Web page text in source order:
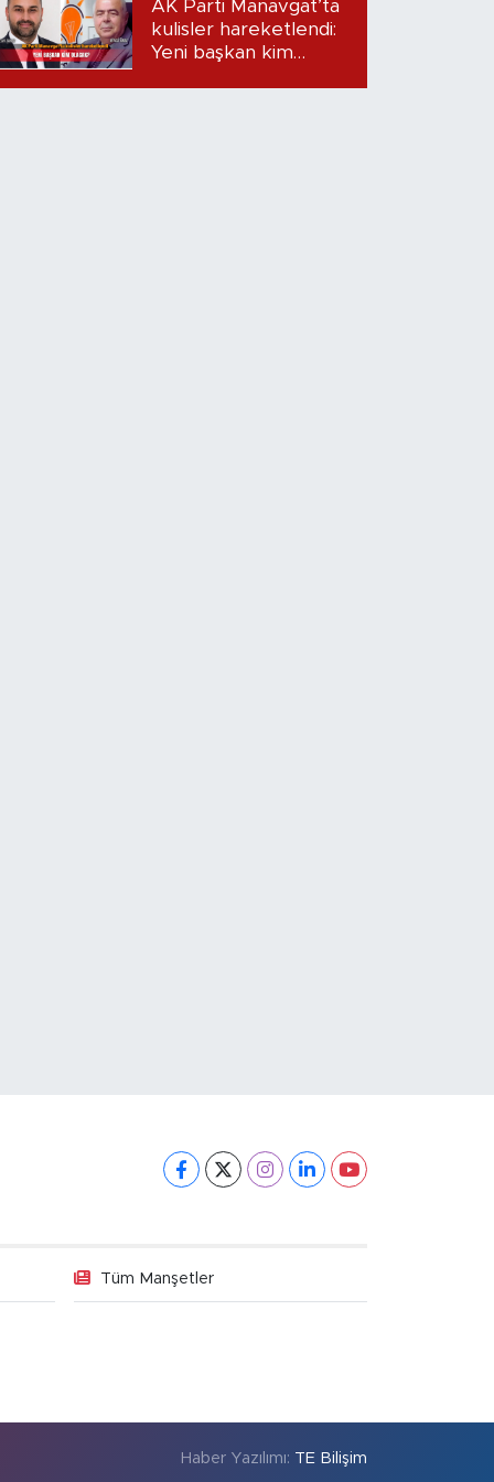
iddialar!
AK Parti Manavgat’ta
kulisler hareketlendi:
Yeni başkan kim
Tüm Manşetler
Haber Yazılımı: TE Bilişim